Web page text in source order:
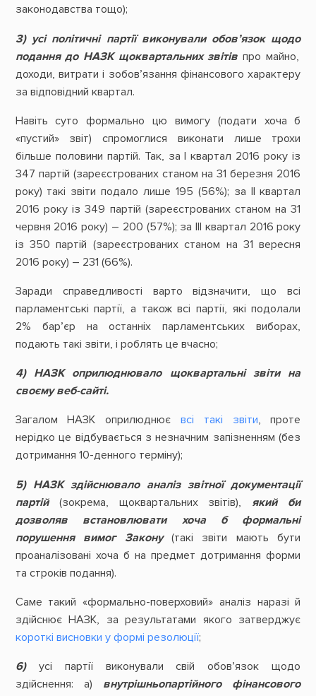
законодавства тощо);
3) усі політичні партії виконували обов’язок щодо
подання до НАЗК щоквартальних звітів про майно,
доходи, витрати і зобов’язання фінансового характеру
за відповідний квартал.
Навіть суто формально цю вимогу (подати хоча б
«пустий» звіт) спромоглися виконати лише трохи
більше половини партій. Так, за І квартал 2016 року із
347 партій (зареєстрованих станом на 31 березня 2016
року) такі звіти подало лише 195 (56%); за ІІ квартал
2016 року із 349 партій (зареєстрованих станом на 31
червня 2016 року) – 200 (57%); за ІІІ квартал 2016 року
із 350 партій (зареєстрованих станом на 31 вересня
2016 року) – 231 (66%).
Заради справедливості варто відзначити, що всі
парламентські партії, а також всі партії, які подолали
2% бар’єр на останніх парламентських виборах,
подають такі звіти, і роблять це вчасно;
4) НАЗК оприлюднювало щоквартальні звіти на
своєму веб-сайті.
Загалом НАЗК оприлюднює всі такі звіти, проте
нерідко це відбувається з незначним запізненням (без
дотримання 10-денного терміну);
5) НАЗК здійснювало аналіз звітної документації
партій(зокрема, щоквартальних звітів), який би
дозволяв встановлювати хоча б формальні
порушення вимог Закону(такі звіти мають бути
проаналізовані хоча б на предмет дотримання форми
та строків подання).
Саме такий «формально-поверховий» аналіз наразі й
здійснює НАЗК, за результатами якого затверджує
короткі висновки у формі резолюції;
6)усі партії виконували свій обов’язок щодо
здійснення: а) внутрішньопартійного фінансового